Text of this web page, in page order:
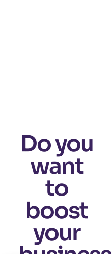
Do you
want
to
boost
your